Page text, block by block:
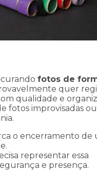
fotos de
quer
qualidade e
fotos improvisadas
o encerramento de
representar essa
e presença.